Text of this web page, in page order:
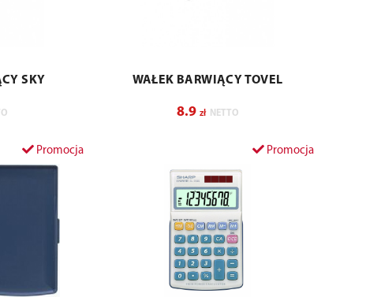
SKY WAŁEK BARWIĄCY TOVEL
8.9 zł NETTO
Promocja Promocja